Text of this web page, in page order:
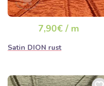
7,90€ / m
Satin DION rust